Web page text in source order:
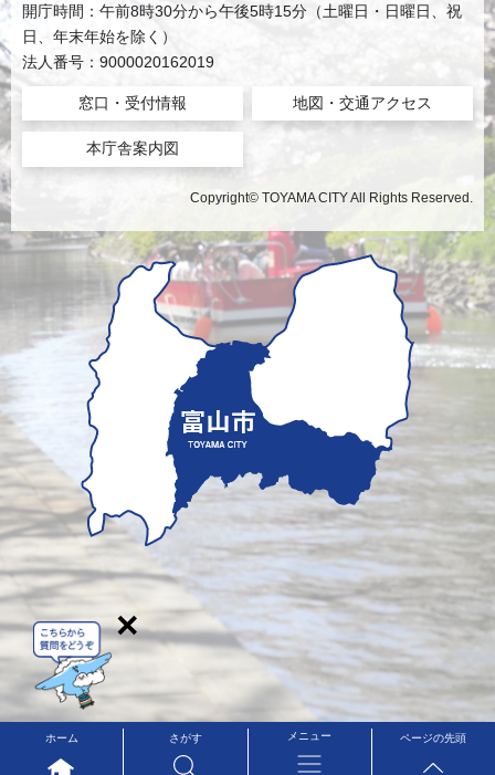
ホーム さがす メニュー ページの先頭
開庁時間：午前8時30分から午後5時15分（土曜日・日曜日、祝
日、年末年始を除く）
法人番号：9000020162019
窓口・受付情報 地図・交通アクセス
本庁舎案内図
Copyright© TOYAMA CITY All Rights Reserved.
×